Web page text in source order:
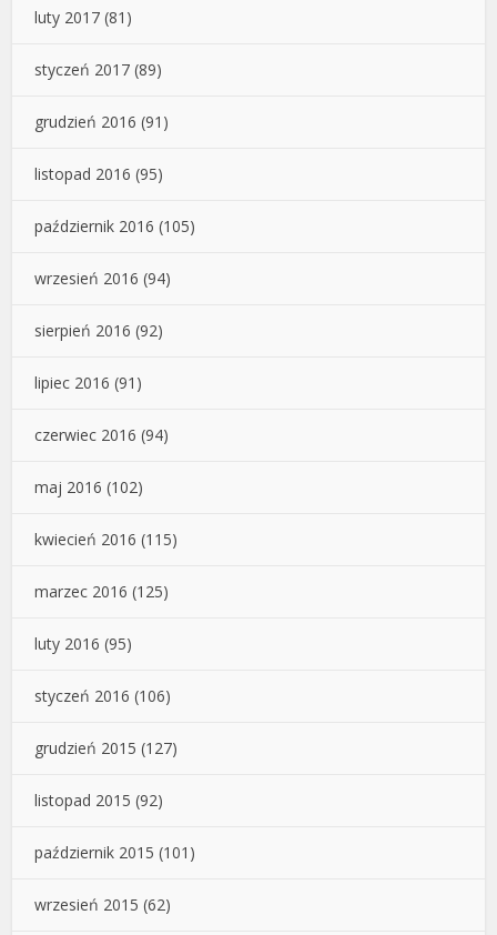
luty 2017 (81)
styczeń 2017 (89)
grudzień 2016 (91)
listopad 2016 (95)
październik 2016 (105)
wrzesień 2016 (94)
sierpień 2016 (92)
lipiec 2016 (91)
czerwiec 2016 (94)
maj 2016 (102)
kwiecień 2016 (115)
marzec 2016 (125)
luty 2016 (95)
styczeń 2016 (106)
grudzień 2015 (127)
listopad 2015 (92)
październik 2015 (101)
wrzesień 2015 (62)